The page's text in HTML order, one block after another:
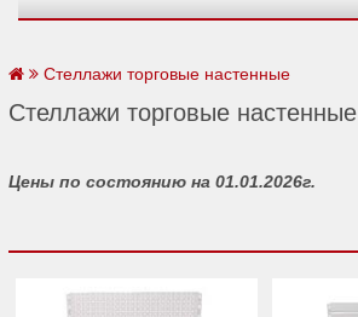
Стеллажи торговые настенные
Стеллажи торговые настенные
Цены по состоянию на 01.01.2026г.